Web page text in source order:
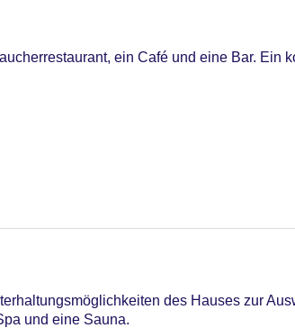
Mastercard, Visa
ein Café und eine Bar. Ein
des Hauses zur
und eine Sauna.